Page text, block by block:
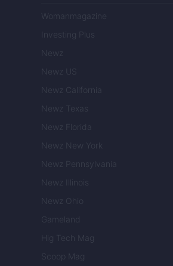
Womanmagazine
Investing Plus
Newz
Newz US
Newz California
Newz Texas
Newz Florida
Newz New York
Newz Pennsylvania
Newz Illinois
Newz Ohio
Gameland
Hig Tech Mag
Scoop Mag